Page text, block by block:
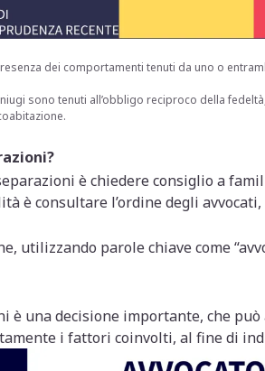
dei comportamenti tenuti da uno o
sono tenuti all’obbligo reciproco della
è chiedere consiglio a
è consultare l’ordine degli
utilizzando parole chiave come
è una decisione importante, che
i fattori coinvolti, al fine di